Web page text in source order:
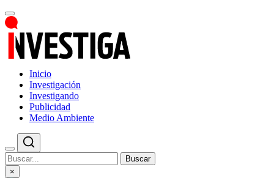
Inicio
Investigación
Investigando
Publicidad
Medio Ambiente
Buscar
×